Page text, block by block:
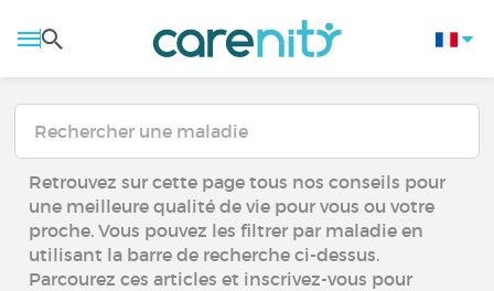
Retrouvez sur cette page tous nos conseils pour
une meilleure qualité de vie pour vous ou votre
proche. Vous pouvez les filtrer par maladie en
utilisant la barre de recherche ci-dessus.
Parcourez ces articles et inscrivez-vous pour